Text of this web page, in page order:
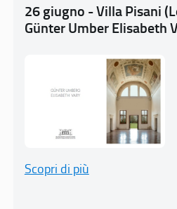
26 giugno - Villa Pisani
Günter Umber Elisabeth
Scopri di più